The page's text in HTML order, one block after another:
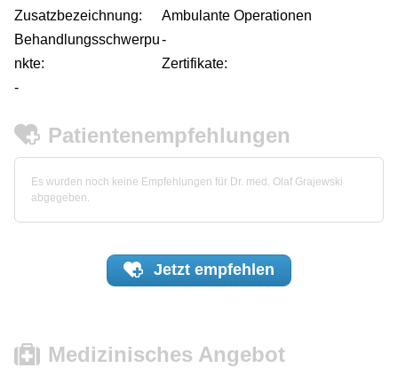
Zusatzbezeichnung:
Ambulante Operationen
Behandlungsschwerpu
nkte:
-
Zertifikate:
-
Patientenempfehlungen
Es wurden noch keine Empfehlungen für Dr. med. Olaf Grajewski
abgegeben.
Jetzt empfehlen
Medizinisches Angebot